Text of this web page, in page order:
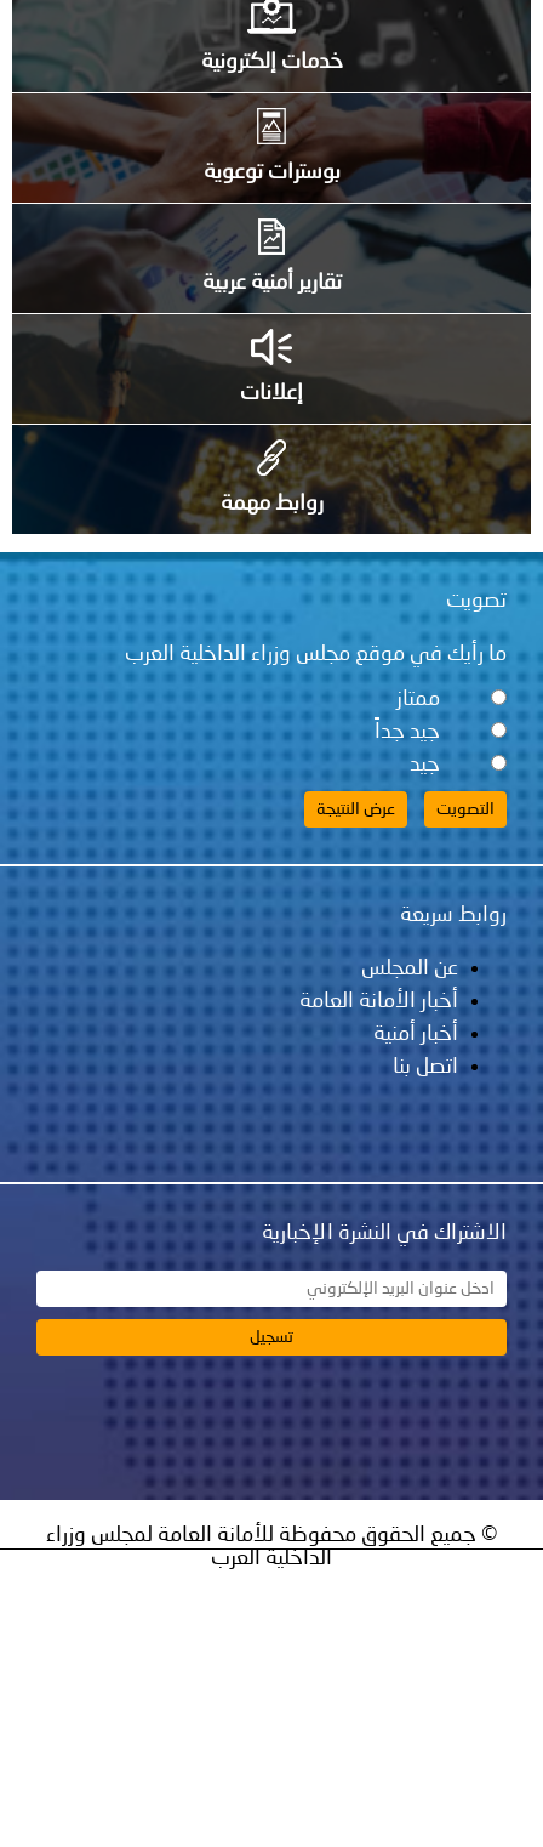
خدمات إلكترونية
بوسترات توعوية
روابط مهمة
مجلس وزراء الداخلية العرب
العامة
الإخبارية
محفوظة للأمانة العامة لمجلس وزراء